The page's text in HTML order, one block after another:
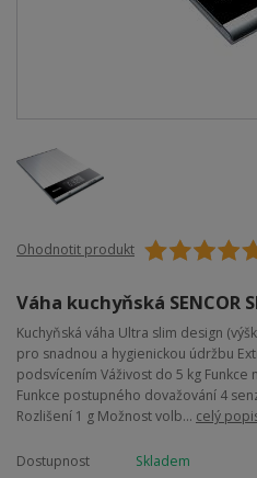
Ohodnotit produkt
Váha kuchyňská SENCOR
Kuchyňská váha Ultra slim design
pro snadnou a hygienickou údržbu
podsvícením Váživost do 5 kg
Funkce postupného dovažování 4
Rozlišení 1 g Možnost volb... celý
Dostupnost
Skladem